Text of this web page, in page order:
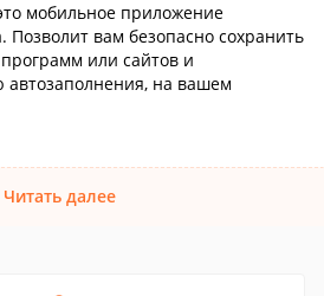
мобильное приложение
Позволит вам безопасно сохранить
или сайтов и
автозаполнения, на вашем
Читать далее